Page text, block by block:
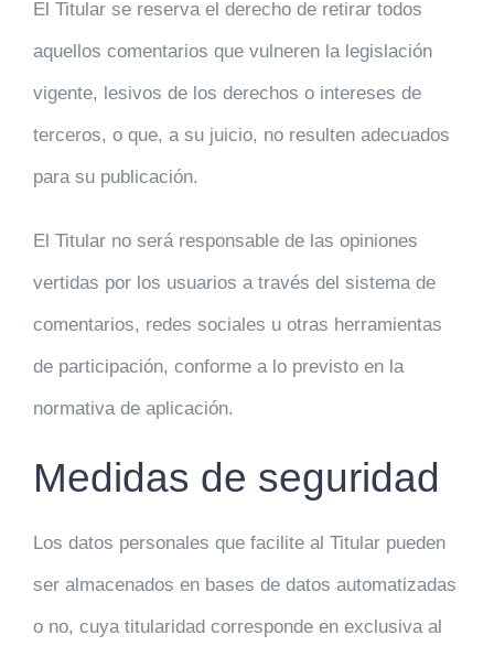
El Titular se reserva el derecho de retirar todos
aquellos comentarios que vulneren la legislación
vigente, lesivos de los derechos o intereses de
terceros, o que, a su juicio, no resulten adecuados
para su publicación.
El Titular no será responsable de las opiniones
vertidas por los usuarios a través del sistema de
comentarios, redes sociales u otras herramientas
de participación, conforme a lo previsto en la
normativa de aplicación.
Medidas de seguridad
Los datos personales que facilite al Titular pueden
ser almacenados en bases de datos automatizadas
o no, cuya titularidad corresponde en exclusiva al